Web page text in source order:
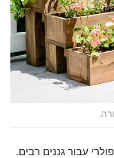
עבור גננים רבים.